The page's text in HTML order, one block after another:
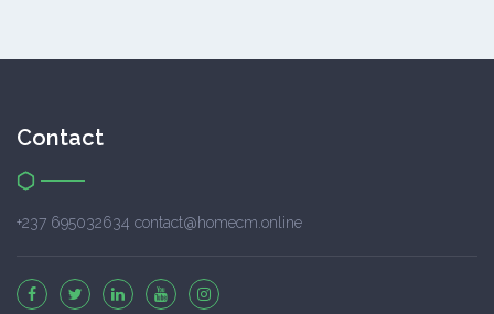
Contact
+237 695032634 contact@homecm.online